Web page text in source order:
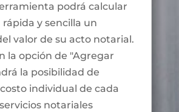
podrá calcular
y sencilla un
valor de su acto notarial.
la opción de "Agregar
la posibilidad de
individual de cada
notariales